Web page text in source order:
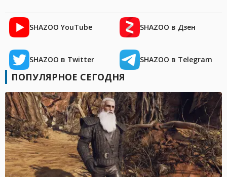
SHAZOO YouTube SHAZOO в Дзен
SHAZOO в Twitter SHAZOO в Telegram
ПОПУЛЯРНОЕ СЕГОДНЯ